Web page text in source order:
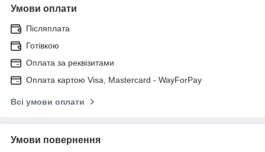
Умови оплати
Післяплата
Готівкою
Оплата за реквізитами
Оплата картою Visa, Mastercard - WayForPay
Всі умови оплати
Умови повернення